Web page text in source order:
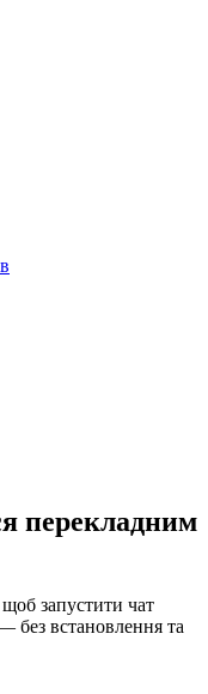
перекладним
запустити чат
без встановлення та